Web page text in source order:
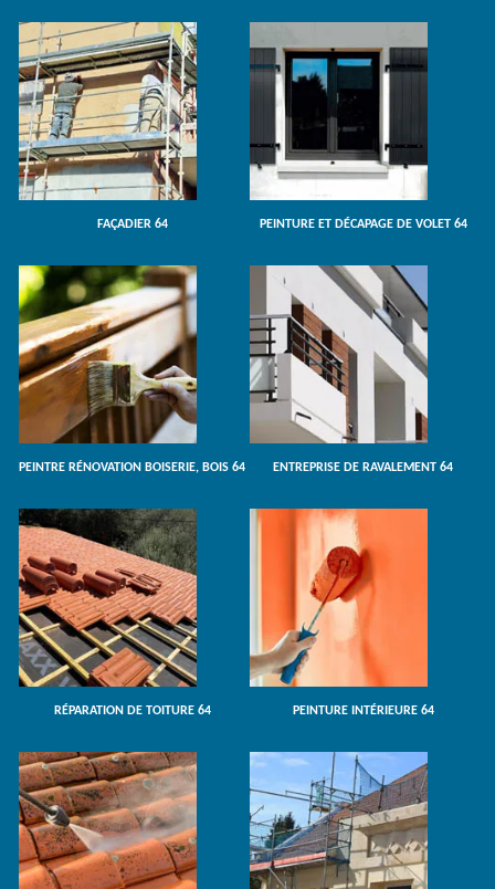
FAÇADIER 64 PEINTURE ET DÉCAPAGE DE VOLET 64
PEINTRE RÉNOVATION BOISERIE, BOIS 64 ENTREPRISE DE RAVALEMENT 64
RÉPARATION DE TOITURE 64 PEINTURE INTÉRIEURE 64